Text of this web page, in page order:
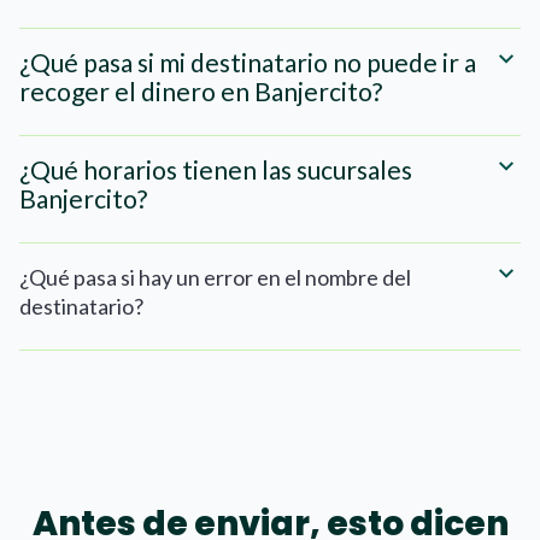
¿Qué pasa si mi destinatario no puede ir a
recoger el dinero en Banjercito?
¿Qué horarios tienen las sucursales
Banjercito?
¿Qué pasa si hay un error en el nombre del
destinatario?
Antes de enviar, esto dicen